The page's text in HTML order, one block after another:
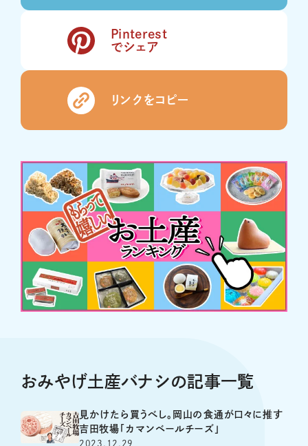
Pinterest
でシェア
リンクをコピー
おみやげ土産バナシの記事一覧
見かけたら買うべし。岡山の食通が口々に推す
吉田牧場「カマンベールチーズ」
2023.12.29